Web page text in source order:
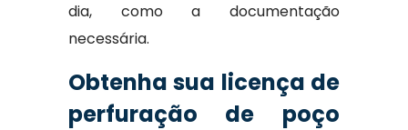
dia, como a documentação
necessária.
Obtenha sua licença de
perfuração de poço